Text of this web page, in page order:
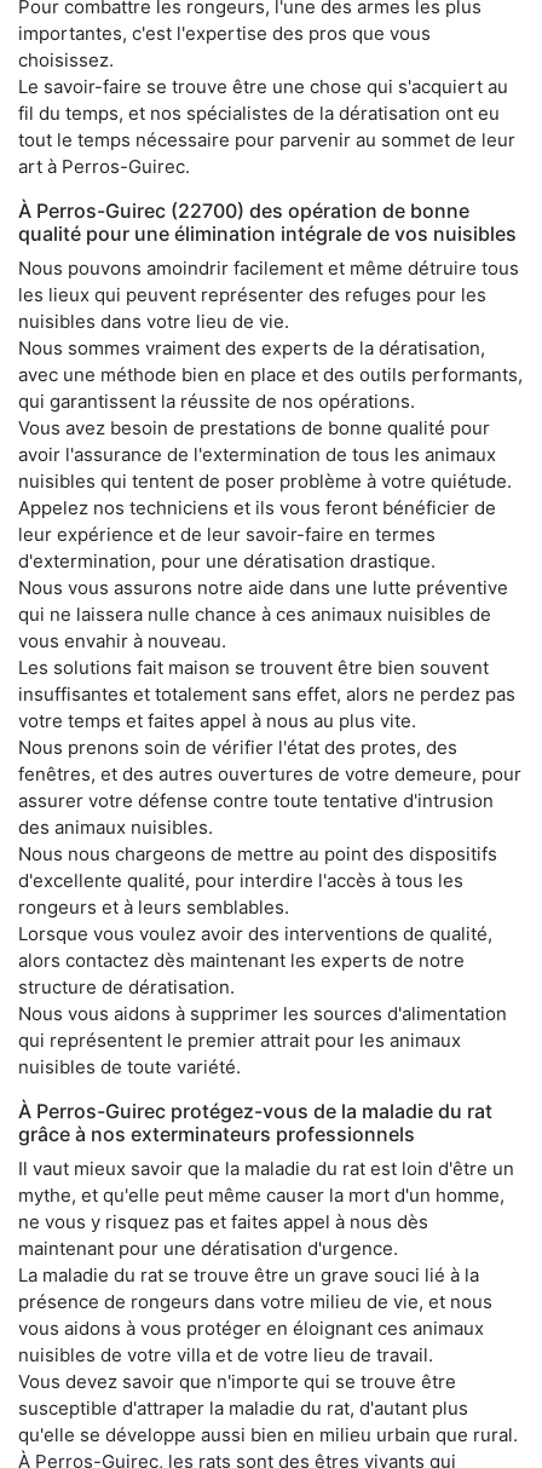
Pour combattre les rongeurs, l'une des armes les plus
importantes, c'est l'expertise des pros que vous
choisissez.
Le savoir-faire se trouve être une chose qui s'acquiert au
fil du temps, et nos spécialistes de la dératisation ont eu
tout le temps nécessaire pour parvenir au sommet de leur
art à Perros-Guirec.
À Perros-Guirec (22700) des opération de bonne
qualité pour une élimination intégrale de vos nuisibles
Nous pouvons amoindrir facilement et même détruire tous
les lieux qui peuvent représenter des refuges pour les
nuisibles dans votre lieu de vie.
Nous sommes vraiment des experts de la dératisation,
avec une méthode bien en place et des outils performants,
qui garantissent la réussite de nos opérations.
Vous avez besoin de prestations de bonne qualité pour
avoir l'assurance de l'extermination de tous les animaux
nuisibles qui tentent de poser problème à votre quiétude.
Appelez nos techniciens et ils vous feront bénéficier de
leur expérience et de leur savoir-faire en termes
d'extermination, pour une dératisation drastique.
Nous vous assurons notre aide dans une lutte préventive
qui ne laissera nulle chance à ces animaux nuisibles de
vous envahir à nouveau.
Les solutions fait maison se trouvent être bien souvent
insuffisantes et totalement sans effet, alors ne perdez pas
votre temps et faites appel à nous au plus vite.
Nous prenons soin de vérifier l'état des protes, des
fenêtres, et des autres ouvertures de votre demeure, pour
assurer votre défense contre toute tentative d'intrusion
des animaux nuisibles.
Nous nous chargeons de mettre au point des dispositifs
d'excellente qualité, pour interdire l'accès à tous les
rongeurs et à leurs semblables.
Lorsque vous voulez avoir des interventions de qualité,
alors contactez dès maintenant les experts de notre
structure de dératisation.
Nous vous aidons à supprimer les sources d'alimentation
qui représentent le premier attrait pour les animaux
nuisibles de toute variété.
À Perros-Guirec protégez-vous de la maladie du rat
grâce à nos exterminateurs professionnels
Il vaut mieux savoir que la maladie du rat est loin d'être un
mythe, et qu'elle peut même causer la mort d'un homme,
ne vous y risquez pas et faites appel à nous dès
maintenant pour une dératisation d'urgence.
La maladie du rat se trouve être un grave souci lié à la
présence de rongeurs dans votre milieu de vie, et nous
vous aidons à vous protéger en éloignant ces animaux
nuisibles de votre villa et de votre lieu de travail.
Vous devez savoir que n'importe qui se trouve être
susceptible d'attraper la maladie du rat, d'autant plus
qu'elle se développe aussi bien en milieu urbain que rural.
À Perros-Guirec, les rats sont des êtres vivants qui